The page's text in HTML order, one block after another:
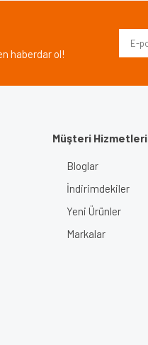
veya görüntülenemiyor.
haberdar ol!
Müşteri Hizmetleri
Bloglar
İndirimdekiler
Yeni Ürünler
Markalar